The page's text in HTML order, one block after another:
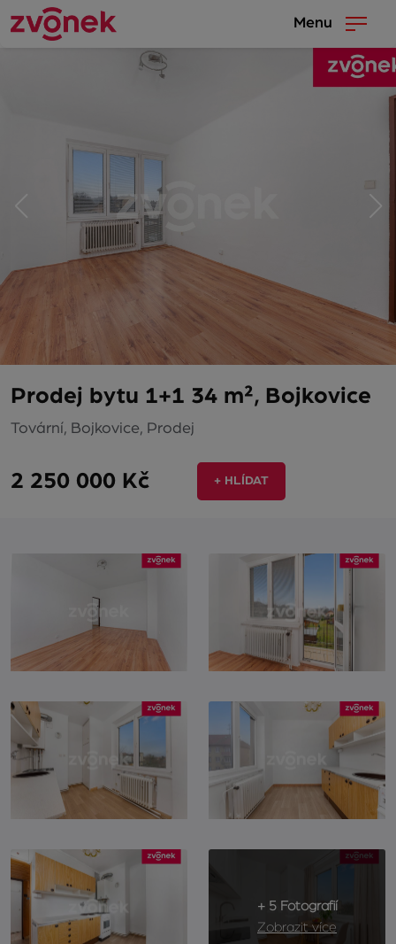
Menu
Prodej bytu 1+1 34 m², Bojkovice
Tovární, Bojkovice, Prodej
2 250 000 Kč + HLÍDAT
+ 5 Fotografií
Zobrazit více